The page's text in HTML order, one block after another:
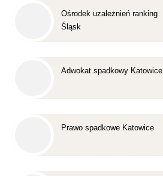
Ośrodek uzależnień ranking
Śląsk
Adwokat spadkowy Katowice
Prawo spadkowe Katowice